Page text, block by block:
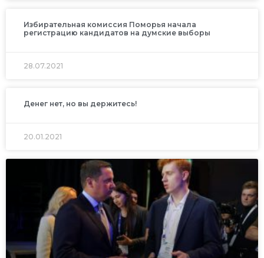
Избирательная комиссия Поморья начала
регистрацию кандидатов на думские выборы
28.07.2021
Денег нет, но вы держитесь!
20.01.2021